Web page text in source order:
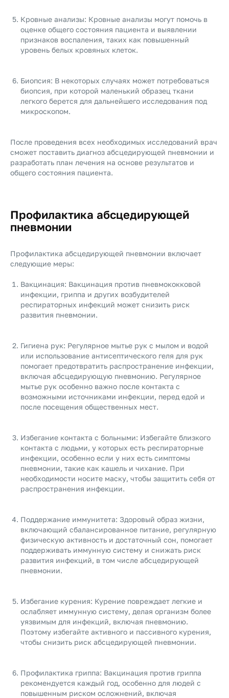
Кровные анализы: Кровные анализы могут помочь в
оценке общего состояния пациента и выявлении
признаков воспаления, таких как повышенный
уровень белых кровяных клеток.
Биопсия: В некоторых случаях может потребоваться
биопсия, при которой маленький образец ткани
легкого берется для дальнейшего исследования под
микроскопом.
После проведения всех необходимых исследований врач
сможет поставить диагноз абсцедирующей пневмонии и
разработать план лечения на основе результатов и
общего состояния пациента.
Профилактика абсцедирующей
пневмонии
Профилактика абсцедирующей пневмонии включает
следующие меры:
Вакцинация: Вакцинация против пневмококковой
инфекции, гриппа и других возбудителей
респираторных инфекций может снизить риск
развития пневмонии.
Гигиена рук: Регулярное мытье рук с мылом и водой
или использование антисептического геля для рук
помогает предотвратить распространение инфекции,
включая абсцедирующую пневмонию. Регулярное
мытье рук особенно важно после контакта с
возможными источниками инфекции, перед едой и
после посещения общественных мест.
Избегание контакта с больными: Избегайте близкого
контакта с людьми, у которых есть респираторные
инфекции, особенно если у них есть симптомы
пневмонии, такие как кашель и чихание. При
необходимости носите маску, чтобы защитить себя от
распространения инфекции.
Поддержание иммунитета: Здоровый образ жизни,
включающий сбалансированное питание, регулярную
физическую активность и достаточный сон, помогает
поддерживать иммунную систему и снижать риск
развития инфекций, в том числе абсцедирующей
пневмонии.
Избегание курения: Курение повреждает легкие и
ослабляет иммунную систему, делая организм более
уязвимым для инфекций, включая пневмонию.
Поэтому избегайте активного и пассивного курения,
чтобы снизить риск абсцедирующей пневмонии.
Профилактика гриппа: Вакцинация против гриппа
рекомендуется каждый год, особенно для людей с
повышенным риском осложнений, включая